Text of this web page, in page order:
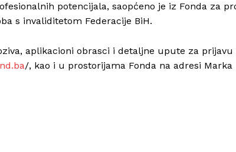
potencijala, saopćeno je iz Fonda za
s invaliditetom Federacije BiH.
aplikacioni obrasci i detaljne upute za
/, kao i u prostorijama Fonda na adresi Marka